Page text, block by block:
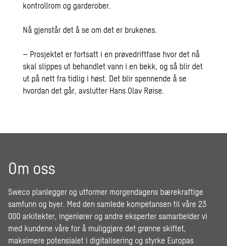
kontrollrom og garderober.
Nå gjenstår det å se om det er brukenes.
– Prosjektet er fortsatt i en prøvedriftfase hvor det nå
skal slippes ut behandlet vann i en bekk, og så blir det
ut på nett fra tidlig i høst. Det blir spennende å se
hvordan det går, avslutter Hans Olav Røise.
Om oss
Sweco planlegger og utformer morgendagens bærekraftige
samfunn og byer. Med den samlede kompetansen til våre 23
000 arkitekter, ingeniører og andre eksperter samarbeider vi
med kundene våre for å muliggjøre det grønne skiftet,
maksimere potensialet i digitalisering og styrke Europas